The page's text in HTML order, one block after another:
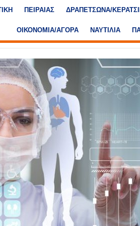
ΠΕΙΡΑΙΑΣ ΔΡΑΠΕΤΣΩΝΑ/
ΟΙΚΟΝΟΜΙΑ/ΑΓΟΡΑ ΝΑΥΤΙΛΙΑ